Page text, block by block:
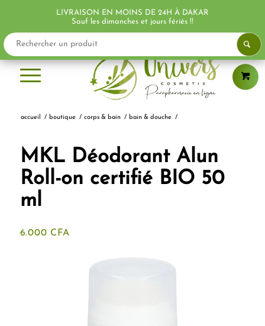
accueil / boutique / corps & bain / bain & douche /
MKL Déodorant Alun
Roll-on certifié BIO 50
ml
6.000 CFA
LIVRAISON EN MOINS DE 24H À DAKAR
Sauf les dimanches et jours fériés !!